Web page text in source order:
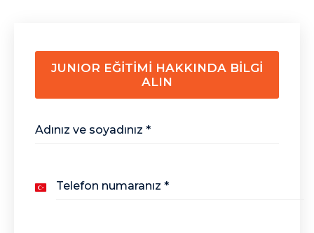
JUNIOR EĞİTİMİ HAKKINDA BİLGİ
ALIN
Adınız ve soyadınız *
Telefon numaranız *
Turkey